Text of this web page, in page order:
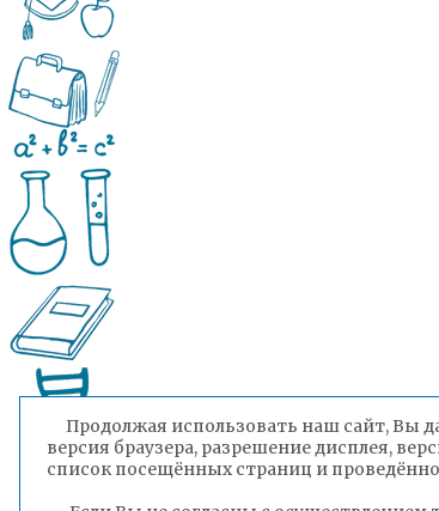
Продолжая использовать наш сайт, Вы
версия браузера, разрешение дисплея,
список посещённых страниц и